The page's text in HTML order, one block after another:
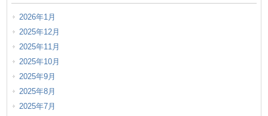
2026年1月
2025年12月
2025年11月
2025年10月
2025年9月
2025年8月
2025年7月